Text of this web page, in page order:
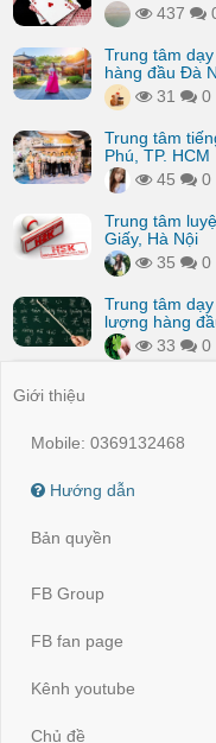
437
Trung tâm
hàng đầu Đà
31
0
Trung tâm
Phú, TP. HCM
45
0
Trung tâm
Giấy, Hà Nội
35
0
Trung tâm
lượng hàng
33
0
Giới thiệu
Mobile: 0369132468
Hướng dẫn
Bản quyền
FB Group
FB fan page
Kênh youtube
Chủ đề